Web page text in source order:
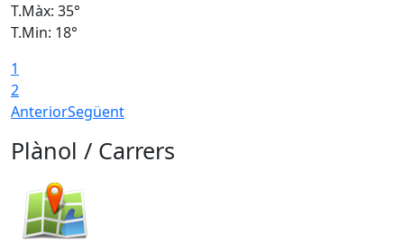
T.Màx: 35°
T.Min: 18°
1
2
AnteriorSegüent
Plànol / Carrers